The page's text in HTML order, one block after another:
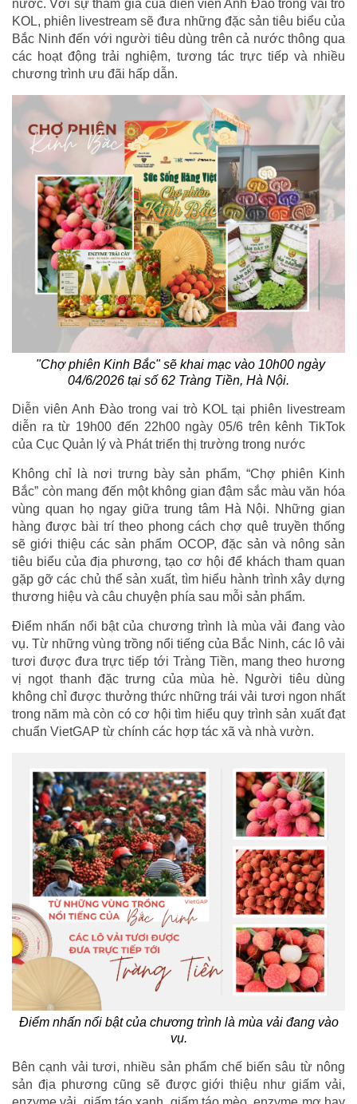
nước. Với sự tham gia của diễn viên Anh Đào trong vai trò
KOL, phiên livestream sẽ đưa những đặc sản tiêu biểu của
Bắc Ninh đến với người tiêu dùng trên cả nước thông qua
các hoạt động trải nghiệm, tương tác trực tiếp và nhiều
chương trình ưu đãi hấp dẫn.
"Chợ phiên Kinh Bắc" sẽ khai mạc vào 10h00 ngày
04/6/2026 tại số 62 Tràng Tiền, Hà Nội.
Diễn viên Anh Đào trong vai trò KOL tại phiên livestream
diễn ra từ 19h00 đến 22h00 ngày 05/6 trên kênh TikTok
của Cục Quản lý và Phát triển thị trường trong nước
Không chỉ là nơi trưng bày sản phẩm, “Chợ phiên Kinh
Bắc” còn mang đến một không gian đậm sắc màu văn hóa
vùng quan họ ngay giữa trung tâm Hà Nội. Những gian
hàng được bài trí theo phong cách chợ quê truyền thống
sẽ giới thiệu các sản phẩm OCOP, đặc sản và nông sản
tiêu biểu của địa phương, tạo cơ hội để khách tham quan
gặp gỡ các chủ thể sản xuất, tìm hiểu hành trình xây dựng
thương hiệu và câu chuyện phía sau mỗi sản phẩm.
Điểm nhấn nổi bật của chương trình là mùa vải đang vào
vụ. Từ những vùng trồng nổi tiếng của Bắc Ninh, các lô vải
tươi được đưa trực tiếp tới Tràng Tiền, mang theo hương
vị ngọt thanh đặc trưng của mùa hè. Người tiêu dùng
không chỉ được thưởng thức những trái vải tươi ngon nhất
trong năm mà còn có cơ hội tìm hiểu quy trình sản xuất đạt
chuẩn VietGAP từ chính các hợp tác xã và nhà vườn.
Điểm nhấn nổi bật của chương trình là mùa vải đang vào
vụ.
Bên cạnh vải tươi, nhiều sản phẩm chế biến sâu từ nông
sản địa phương cũng sẽ được giới thiệu như giấm vải,